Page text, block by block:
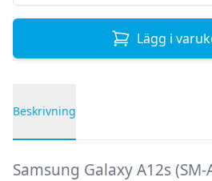
Lägg i
Beskrivning
Samsung Galaxy A12s